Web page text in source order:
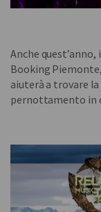
Anche
Booking
aiuterà a trovare
pernottamento in